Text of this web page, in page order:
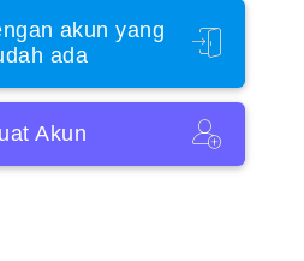
akun yang
ada
Akun